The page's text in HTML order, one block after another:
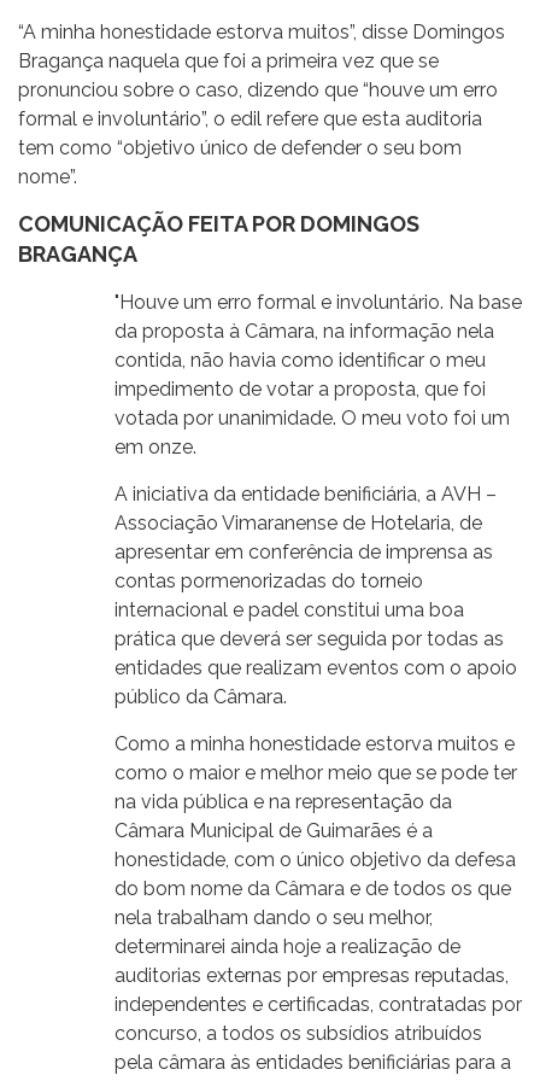
“A minha honestidade estorva muitos”, disse Domingos
Bragança naquela que foi a primeira vez que se
pronunciou sobre o caso, dizendo que “houve um erro
formal e involuntário”, o edil refere que esta auditoria
tem como “objetivo único de defender o seu bom
nome”.
COMUNICAÇÃO FEITA POR DOMINGOS
BRAGANÇA
"Houve um erro formal e involuntário. Na base
da proposta à Câmara, na informação nela
contida, não havia como identificar o meu
impedimento de votar a proposta, que foi
votada por unanimidade. O meu voto foi um
em onze.
A iniciativa da entidade benificiária, a AVH –
Associação Vimaranense de Hotelaria, de
apresentar em conferência de imprensa as
contas pormenorizadas do torneio
internacional e padel constitui uma boa
prática que deverá ser seguida por todas as
entidades que realizam eventos com o apoio
público da Câmara.
Como a minha honestidade estorva muitos e
como o maior e melhor meio que se pode ter
na vida pública e na representação da
Câmara Municipal de Guimarães é a
honestidade, com o único objetivo da defesa
do bom nome da Câmara e de todos os que
nela trabalham dando o seu melhor,
determinarei ainda hoje a realização de
auditorias externas por empresas reputadas,
independentes e certificadas, contratadas por
concurso, a todos os subsídios atribuídos
pela câmara às entidades benificiárias para a